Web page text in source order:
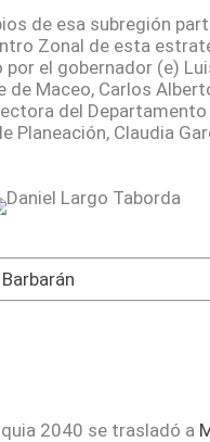
de esa subregión
Zonal de esta
el gobernador (e)
de Maceo, Carlos
del Departamento
Planeación, Claudia
2040 se trasladó a